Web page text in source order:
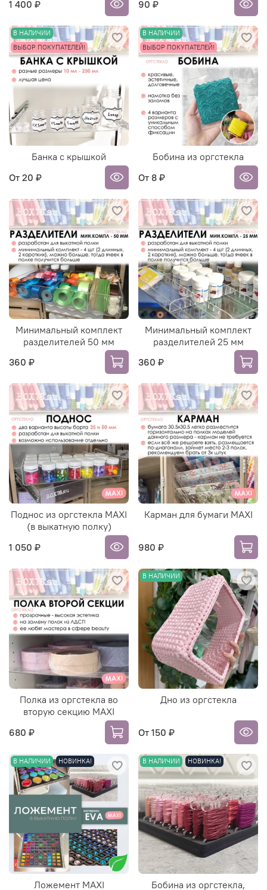
1 400 ₽
90 ₽
В НАЛИЧИИ
ВЫБОР ПОКУПАТЕЛЕЙ!
Банка с крышкой
От 20 ₽
В НАЛИЧИИ
ВЫБОР ПОКУПАТЕЛЕЙ!
Бобина из оргстекла
От 8 ₽
Минимальный комплект
разделителей 50 мм
360 ₽
Минимальный комплект
разделителей 25 мм
360 ₽
Поднос из оргстекла MAXI
(в выкатную полку)
1 050 ₽
Карман для бумаги MAXI
980 ₽
Полка из оргстекла во
вторую секцию MAXI
680 ₽
В НАЛИЧИИ
Дно из оргстекла
От 150 ₽
В НАЛИЧИИ НОВИНКА!
Ложемент MAXI
В НАЛИЧИИ НОВИНКА!
Бобина из оргстекла,